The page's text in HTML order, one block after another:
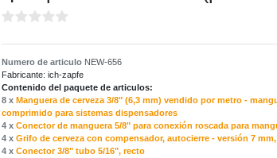
Numero de articulo NEW-656
Fabricante: ich-zapfe
Contenido del paquete de articulos:
8 x Manguera de cerveza 3/8" (6,3 mm) vendido por metro -
comprimido para sistemas dispensadores
4 x Conector de manguera 5/8" para conexión roscada para
4 x Grifo de cerveza con compensador, autocierre - versión 7
4 x Conector 3/8" tubo 5/16", recto